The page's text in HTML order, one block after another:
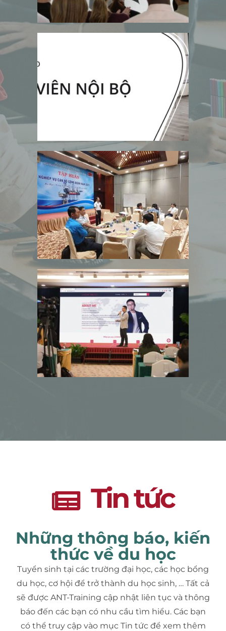
Tin tức
Những thông báo, kiến
thức về du học
Tuyển sinh tại các trường đại học, các học bổng
du học, cơ hội để trở thành du học sinh, … Tất cả
sẽ được ANT-Training cập nhật liên tục và thông
báo đến các bạn có nhu cầu tìm hiểu. Các bạn
có thể truy cập vào mục Tin tức để xem thêm